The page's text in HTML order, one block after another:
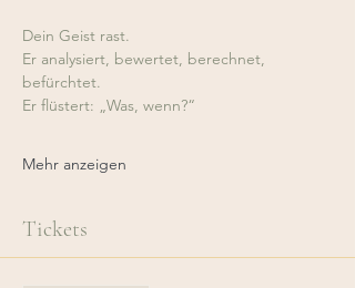
Dein Geist rast.
Er analysiert, bewertet, berechnet,
befürchtet.
Er flüstert: „Was, wenn?“
Mehr anzeigen
Tickets